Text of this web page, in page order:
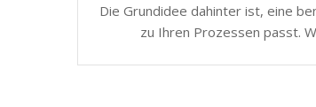
Die Grundidee dahinter ist, eine
zu Ihren Prozessen passt.